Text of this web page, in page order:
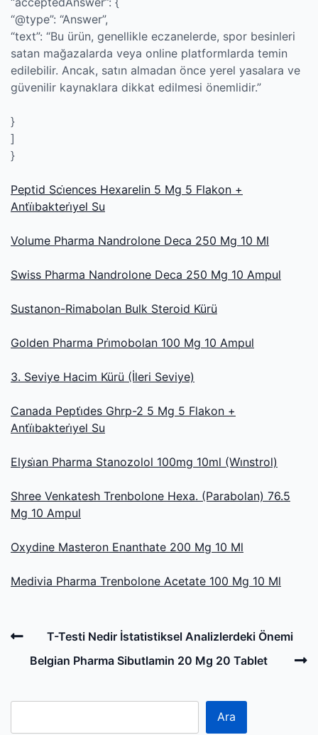
“@type”: “Answer”,
“text”: “Bu ürün, genellikle eczanelerde, spor besinleri
satan mağazalarda veya online platformlarda temin
edilebilir. Ancak, satın almadan önce yerel yasalara ve
güvenilir kaynaklara dikkat edilmesi önemlidir.”
}
]
}
Peptid Sci̇ences Hexarelin 5 Mg 5 Flakon +
Anti̇i̇bakteri̇yel Su
Volume Pharma Nandrolone Deca 250 Mg 10 Ml
Swiss Pharma Nandrolone Deca 250 Mg 10 Ampul
Sustanon-Rimabolan Bulk Steroid Kürü
Golden Pharma Pri̇mobolan 100 Mg 10 Ampul
3. Seviye Hacim Kürü (İleri Seviye)
Canada Pepti̇des Ghrp-2 5 Mg 5 Flakon +
Anti̇i̇bakteri̇yel Su
Elysi̇an Pharma Stanozolol 100mg 10ml (Wi̇nstrol)
Shree Venkatesh Trenbolone Hexa. (Parabolan) 76.5
Mg 10 Ampul
Oxydine Masteron Enanthate 200 Mg 10 Ml
Medivia Pharma Trenbolone Acetate 100 Mg 10 Ml
Post
navigation
Previous
Post
T-Testi Nedir İstatistiksel Analizlerdeki Önemi
Belgian Pharma Sibutlamin 20 Mg 20 Tablet
Ara